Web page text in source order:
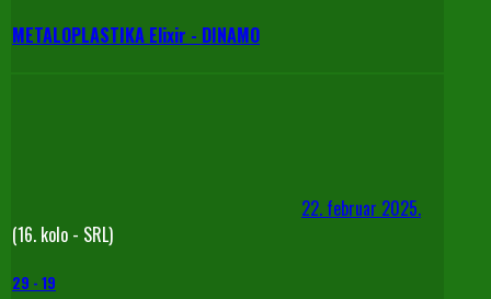
METALOPLASTIKA Elixir - DINAMO
22. februar 2025.
(16. kolo - SRL)
29 - 19